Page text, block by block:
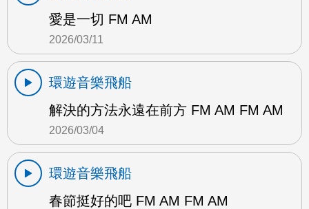
愛是一切 FM AM
2026/03/11
環遊音樂飛船
解決的方法永遠在前方 FM AM FM AM
2026/03/04
環遊音樂飛船
春節挺好的吧 FM AM FM AM